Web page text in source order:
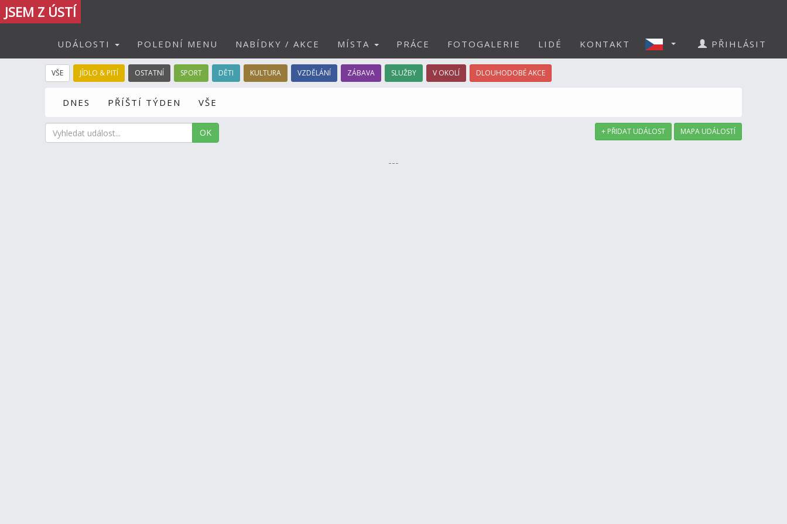
JSEM Z ÚSTÍ
UDÁLOSTI POLEDNÍ MENU NABÍDKY / AKCE MÍSTA PRÁCE FOTOGALERIE LIDÉ KONTAKT PŘIHLÁSIT
VŠE JÍDLO & PITÍ OSTATNÍ SPORT DĚTI KULTURA VZDĚLÁNÍ ZÁBAVA SLUŽBY V OKOLÍ DLOUHODOBÉ AKCE
DNES PŘÍŠTÍ TÝDEN VŠE
OK + PŘIDAT UDÁLOST MAPA UDÁLOSTÍ
---